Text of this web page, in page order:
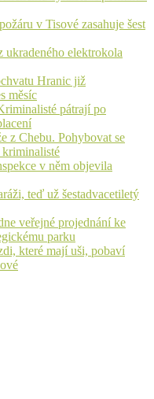
v Tisové zasahuje šest
ukradeného elektrokola
Hranic již
měsíc
pátrají po
z Chebu. Pohybovat se
v něm objevila
teď už šestadvacetiletý
veřejné projednání ke
parku
které mají uši, pobaví